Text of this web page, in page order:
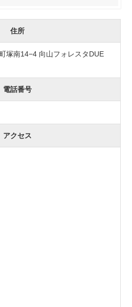
護者さまに最適な環境です。
住所
塚南14−4 向山フォレスタDUE
電話番号
アクセス